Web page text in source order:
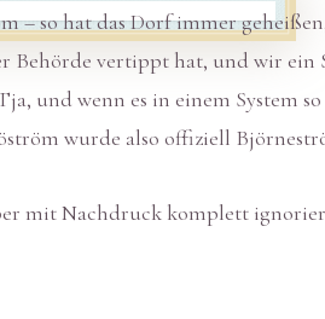
– so hat das Dorf immer
Behörde vertippt hat, und wir ein
und wenn es in einem System
wurde also offiziell
mit Nachdruck komplett